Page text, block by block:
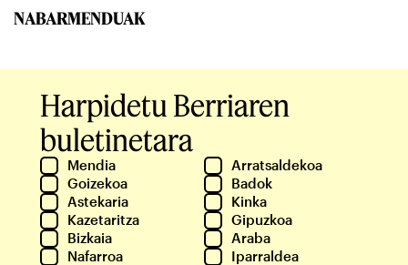
NABARMENDUAK
Harpidetu Berriaren
buletinetara
Mendia
Arratsaldekoa
Goizekoa
Badok
Astekaria
Kinka
Kazetaritza
Gipuzkoa
Bizkaia
Araba
Nafarroa
Iparraldea